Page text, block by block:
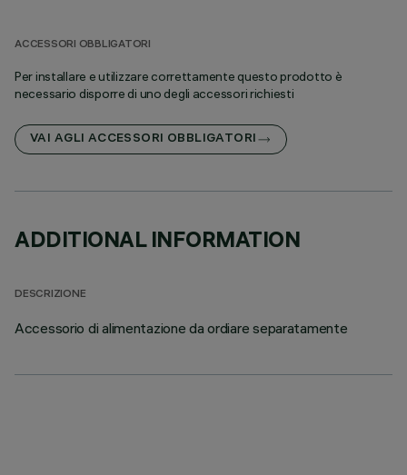
ACCESSORI OBBLIGATORI
Per installare e utilizzare correttamente questo prodotto è
necessario disporre di uno degli accessori richiesti
VAI AGLI ACCESSORI OBBLIGATORI
ADDITIONAL INFORMATION
DESCRIZIONE
Accessorio di alimentazione da ordiare separatamente